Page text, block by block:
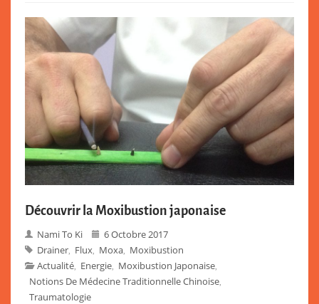
Découvrir la Moxibustion japonaise
Nami To Ki
6 Octobre 2017
Drainer Flux Moxa Moxibustion
Actualité Energie Moxibustion Japonaise
Notions De Médecine Traditionnelle Chinoise
Traumatologie